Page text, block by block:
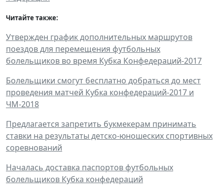
Читайте также:
Утвержден график дополнительных маршрутов
поездов для перемещения футбольных
болельщиков во время Кубка Конфедераций-2017
Болельщики смогут бесплатно добраться до мест
проведения матчей Кубка конфедераций-2017 и
ЧМ-2018
Предлагается запретить букмекерам принимать
ставки на результаты детско-юношеских спортивных
соревнований
Началась доставка паспортов футбольных
болельщиков Кубка конфедераций